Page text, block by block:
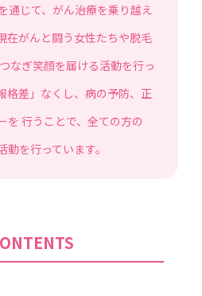
通じて、がん治療を乗り越え
在がんと闘う女性たちや脱毛
なぎ笑顔を届ける活動を行っ
格差」なくし、病の予防、正
を 行うことで、全ての方の
を行っています。